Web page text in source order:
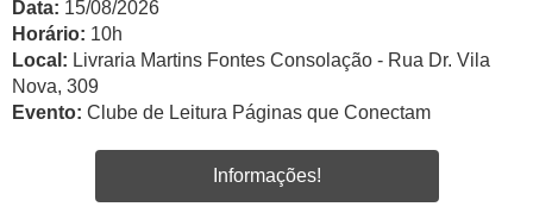
Data: 15/08/2026
Horário: 10h
Local: Livraria Martins Fontes Consolação - Rua Dr. Vila
Nova, 309
Evento: Clube de Leitura Páginas que Conectam
Informações!